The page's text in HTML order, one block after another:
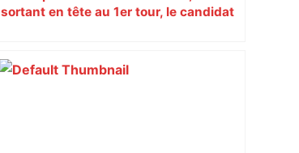
sortant en tête au 1er tour, le candidat